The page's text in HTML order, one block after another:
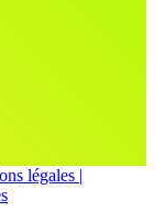
légales |